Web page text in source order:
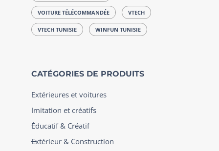
VOITURE TÉLÉCOMMANDÉE VTECH
VTECH TUNISIE WINFUN TUNISIE
CATÉGORIES DE PRODUITS
Extérieures et voitures
Imitation et créatifs
Éducatif & Créatif
Extérieur & Construction